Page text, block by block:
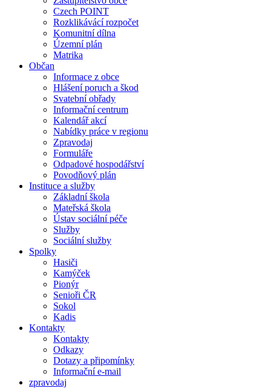
Czech POINT
Rozklikávácí rozpočet
Komunitní dílna
Územní plán
Matrika
Občan
Informace z obce
Hlášení poruch a škod
Svatební obřady
Informační centrum
Kalendář akcí
Nabídky práce v regionu
Zpravodaj
Formuláře
Odpadové hospodářství
Povodňový plán
Instituce a služby
Základní škola
Mateřská škola
Ústav sociální péče
Služby
Sociální služby
Spolky
Hasiči
Kamýček
Pionýr
Senioři ČR
Sokol
Kadis
Kontakty
Kontakty
Odkazy
Dotazy a připomínky
Informační e-mail
zpravodaj